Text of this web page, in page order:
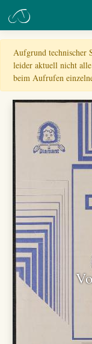
Aufgrund technischer
leider aktuell nicht
beim Aufrufen